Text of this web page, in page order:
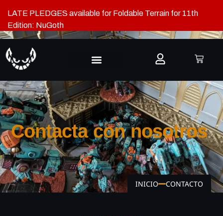
LATE PLEDGES available for Foldable Terrain for 11th
Edition: NuGoth
Contacta con nosotros
INICIO CONTACTO